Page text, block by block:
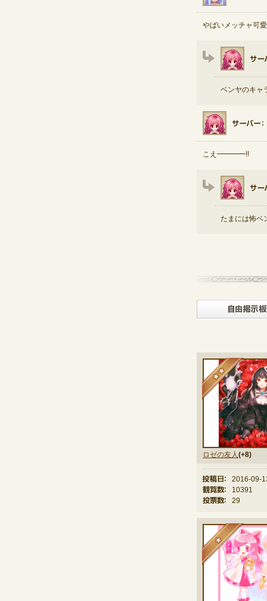
やばいメッチャ可
ベンヤのキャ
こえ━━━━!!
たまには怖ベ
ロゼの友人 (+8)
★★
投稿日：
2016-09-
観覧数：
10391
投票数：
29
★